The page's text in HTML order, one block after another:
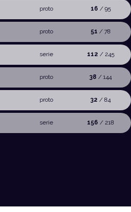
proto 16 / 95
proto 51 / 78
serie 112 / 245
proto 38 / 144
proto 32 / 84
serie 156 / 218